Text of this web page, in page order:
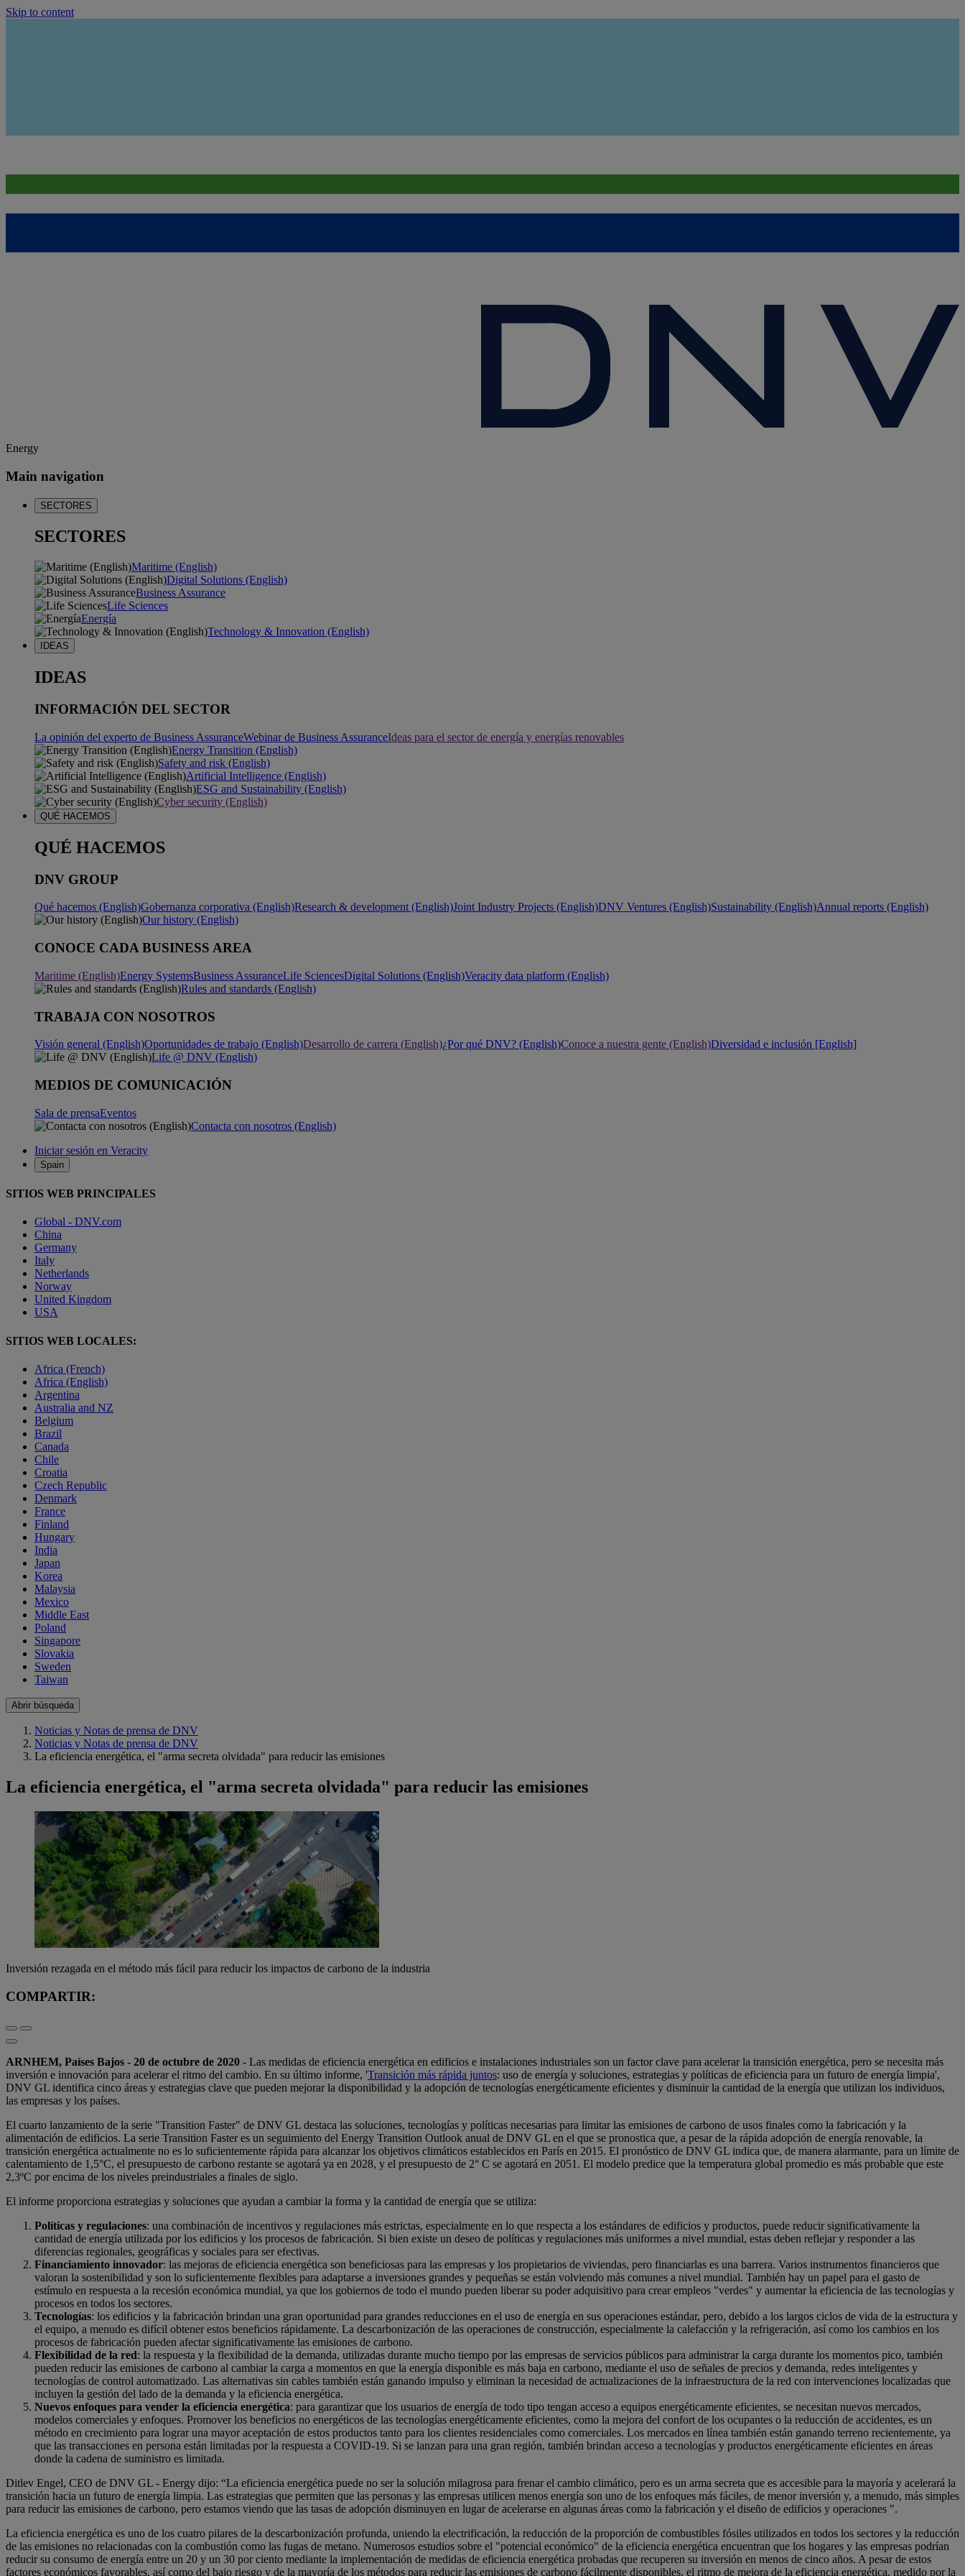
Skip to content
Energy
Main navigation
SECTORES
SECTORES
Maritime (English)
Digital Solutions (English)
Business Assurance
Life Sciences
Energía
Technology & Innovation (English)
IDEAS
IDEAS
INFORMACIÓN DEL SECTOR
La opinión del experto de Business AssuranceWebinar de Business AssuranceIdeas para el sector de energía y energías renovables
Energy Transition (English)
Safety and risk (English)
Artificial Intelligence (English)
ESG and Sustainability (English)
Cyber security (English)
QUÉ HACEMOS
QUÉ HACEMOS
DNV GROUP
Qué hacemos (English)Gobernanza corporativa (English)Research & development (English)Joint Industry Projects (English)DNV Ventures (English)Sustainability (English)Annual reports (English)
Our history (English)
CONOCE CADA BUSINESS AREA
Maritime (English)Energy SystemsBusiness AssuranceLife SciencesDigital Solutions (English)Veracity data platform (English)
Rules and standards (English)
TRABAJA CON NOSOTROS
Visión general (English)Oportunidades de trabajo (English)Desarrollo de carrera (English)¿Por qué DNV? (English)Conoce a nuestra gente (English)Diversidad e inclusión [English]
Life @ DNV (English)
MEDIOS DE COMUNICACIÓN
Sala de prensaEventos
Contacta con nosotros (English)
Iniciar sesión en Veracity
Spain
SITIOS WEB PRINCIPALES
Global - DNV.com
China
Germany
Italy
Netherlands
Norway
United Kingdom
USA
SITIOS WEB LOCALES:
Africa (French)
Africa (English)
Argentina
Australia and NZ
Belgium
Brazil
Canada
Chile
Croatia
Czech Republic
Denmark
France
Finland
Hungary
India
Japan
Korea
Malaysia
Mexico
Middle East
Poland
Singapore
Slovakia
Sweden
Taiwan
Abrir búsqueda
Noticias y Notas de prensa de DNV
Noticias y Notas de prensa de DNV
La eficiencia energética, el "arma secreta olvidada" para reducir las emisiones
La eficiencia energética, el "arma secreta olvidada" para reducir las emisiones
Inversión rezagada en el método más fácil para reducir los impactos de carbono de la industria
COMPARTIR:
ARNHEM, Países Bajos - 20 de octubre de 2020 - Las medidas de eficiencia energética en edificios e instalaciones industriales son un factor clave para acelerar la transición energética, pero se necesita más
inversión e innovación para acelerar el ritmo del cambio. En su último informe, 'Transición más rápida juntos: uso de energía y soluciones, estrategias y políticas de eficiencia para un futuro de energía limpia',
DNV GL identifica cinco áreas y estrategias clave que pueden mejorar la disponibilidad y la adopción de tecnologías energéticamente eficientes y disminuir la cantidad de la energía que utilizan los individuos,
las empresas y los países.
El cuarto lanzamiento de la serie "Transition Faster" de DNV GL destaca las soluciones, tecnologías y políticas necesarias para limitar las emisiones de carbono de usos finales como la fabricación y la
alimentación de edificios. La serie Transition Faster es un seguimiento del Energy Transition Outlook anual de DNV GL en el que se pronostica que, a pesar de la rápida adopción de energía renovable, la
transición energética actualmente no es lo suficientemente rápida para alcanzar los objetivos climáticos establecidos en París en 2015. El pronóstico de DNV GL indica que, de manera alarmante, para un límite de
calentamiento de 1,5°C, el presupuesto de carbono restante se agotará ya en 2028, y el presupuesto de 2° C se agotará en 2051. El modelo predice que la temperatura global promedio es más probable que este
2,3ºC por encima de los niveles preindustriales a finales de siglo.
El informe proporciona estrategias y soluciones que ayudan a cambiar la forma y la cantidad de energía que se utiliza:
Políticas y regulaciones: una combinación de incentivos y regulaciones más estrictas, especialmente en lo que respecta a los estándares de edificios y productos, puede reducir significativamente la
cantidad de energía utilizada por los edificios y los procesos de fabricación. Si bien existe un deseo de políticas y regulaciones más uniformes a nivel mundial, estas deben reflejar y responder a las
diferencias regionales, geográficas y sociales para ser efectivas.
Financiamiento innovador: las mejoras de eficiencia energética son beneficiosas para las empresas y los propietarios de viviendas, pero financiarlas es una barrera. Varios instrumentos financieros que
valoran la sostenibilidad y son lo suficientemente flexibles para adaptarse a inversiones grandes y pequeñas se están volviendo más comunes a nivel mundial. También hay un papel para el gasto de
estímulo en respuesta a la recesión económica mundial, ya que los gobiernos de todo el mundo pueden liberar su poder adquisitivo para crear empleos "verdes" y aumentar la eficiencia de las tecnologías y
procesos en todos los sectores.
Tecnologías: los edificios y la fabricación brindan una gran oportunidad para grandes reducciones en el uso de energía en sus operaciones estándar, pero, debido a los largos ciclos de vida de la estructura y
el equipo, a menudo es difícil obtener estos beneficios rápidamente. La descarbonización de las operaciones de construcción, especialmente la calefacción y la refrigeración, así como los cambios en los
procesos de fabricación pueden afectar significativamente las emisiones de carbono.
Flexibilidad de la red: la respuesta y la flexibilidad de la demanda, utilizadas durante mucho tiempo por las empresas de servicios públicos para administrar la carga durante los momentos pico, también
pueden reducir las emisiones de carbono al cambiar la carga a momentos en que la energía disponible es más baja en carbono, mediante el uso de señales de precios y demanda, redes inteligentes y
tecnologías de control automatizado. Las alternativas sin cables también están ganando impulso y eliminan la necesidad de actualizaciones de la infraestructura de la red con intervenciones localizadas que
incluyen la gestión del lado de la demanda y la eficiencia energética.
Nuevos enfoques para vender la eficiencia energética: para garantizar que los usuarios de energía de todo tipo tengan acceso a equipos energéticamente eficientes, se necesitan nuevos mercados,
modelos comerciales y enfoques. Promover los beneficios no energéticos de las tecnologías energéticamente eficientes, como la mejora del confort de los ocupantes o la reducción de accidentes, es un
método en crecimiento para lograr una mayor aceptación de estos productos tanto para los clientes residenciales como comerciales. Los mercados en línea también están ganando terreno recientemente, ya
que las transacciones en persona están limitadas por la respuesta a COVID-19. Si se lanzan para una gran región, también brindan acceso a tecnologías y productos energéticamente eficientes en áreas
donde la cadena de suministro es limitada.
Ditlev Engel, CEO de DNV GL - Energy dijo: “La eficiencia energética puede no ser la solución milagrosa para frenar el cambio climático, pero es un arma secreta que es accesible para la mayoría y acelerará la
transición hacia un futuro de energía limpia. Las estrategias que permiten que las personas y las empresas utilicen menos energía son uno de los enfoques más fáciles, de menor inversión y, a menudo, más simples
para reducir las emisiones de carbono, pero estamos viendo que las tasas de adopción disminuyen en lugar de acelerarse en algunas áreas como la fabricación y el diseño de edificios y operaciones ".
La eficiencia energética es uno de los cuatro pilares de la descarbonización profunda, uniendo la electrificación, la reducción de la proporción de combustibles fósiles utilizados en todos los sectores y la reducción
de las emisiones no relacionadas con la combustión como las fugas de metano. Numerosos estudios sobre el "potencial económico" de la eficiencia energética encuentran que los hogares y las empresas podrían
reducir su consumo de energía entre un 20 y un 30 por ciento mediante la implementación de medidas de eficiencia energética probadas que recuperen su inversión en menos de cinco años. A pesar de estos
factores económicos favorables, así como del bajo riesgo y de la mayoría de los métodos para reducir las emisiones de carbono fácilmente disponibles, el ritmo de mejora de la eficiencia energética, medido por la